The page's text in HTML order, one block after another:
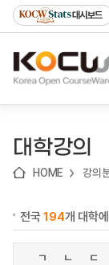
기
기
기
content)
가
대시보드
대학강의
HOME 강의
전국194개 대학
ㄱ ㄴ ㄷ